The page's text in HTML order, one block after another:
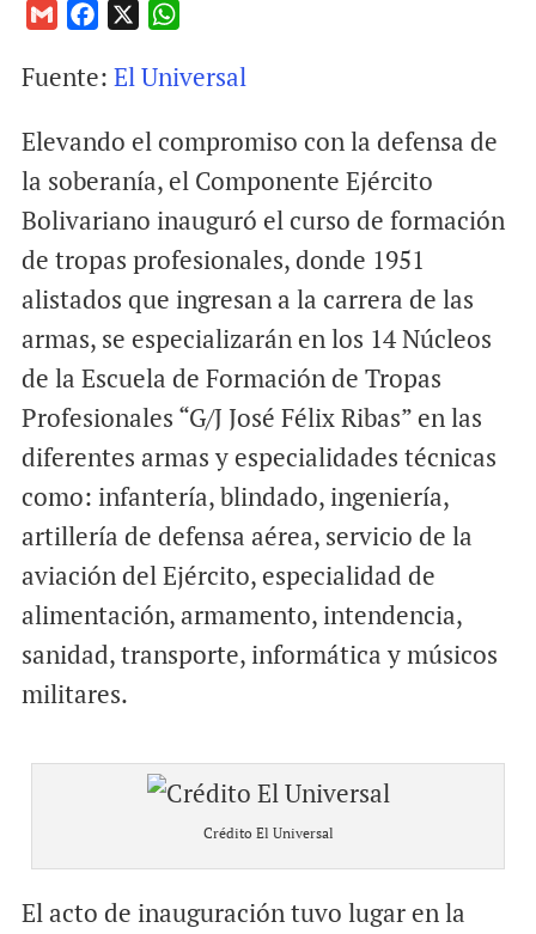
a
l
c
b
k
a
s
A
p
Fuente: El Universal
Elevando el compromiso con la defensa de
la soberanía, el Componente Ejército
Bolivariano inauguró el curso de formación
de tropas profesionales, donde 1951
alistados que ingresan a la carrera de las
armas, se especializarán en los 14 Núcleos
de la Escuela de Formación de Tropas
Profesionales “G/J José Félix Ribas” en las
diferentes armas y especialidades técnicas
como: infantería, blindado, ingeniería,
artillería de defensa aérea, servicio de la
aviación del Ejército, especialidad de
alimentación, armamento, intendencia,
sanidad, transporte, informática y músicos
militares.
Crédito El Universal
El acto de inauguración tuvo lugar en la